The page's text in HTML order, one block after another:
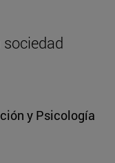
sociedad
y Psicología